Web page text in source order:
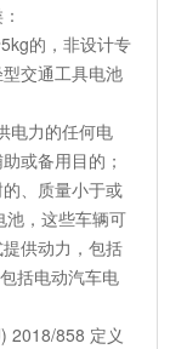
的，非设计专
交通工具电池
电力的任何电
或备用目的；
、质量小于或
池，这些车辆可
供动力，包括
括电动汽车电
2018/858 定义